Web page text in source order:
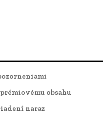
obsahu
naraz